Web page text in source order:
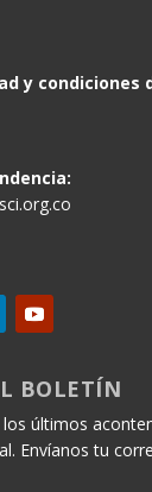
y condiciones
BOLETÍN
últimos
Envíanos tu